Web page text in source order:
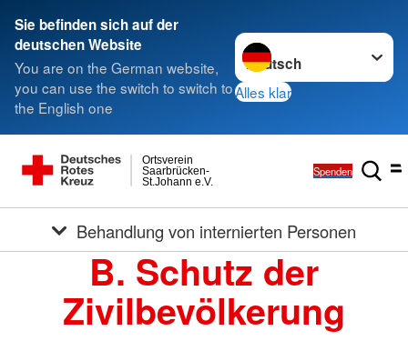
Sie befinden sich auf der
deutschen Website
You are on the German website,
you can use the switch to switch to
the English one
Sprache wechseln zu
Alles klar
St.Johann e.V.
Saarbrücken-
Ortsverein
Spenden
Behandlung von internierten Personen
B. Schutz der
Zivilbevölkerung